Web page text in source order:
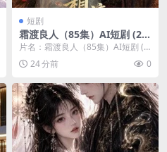
短剧
霜渡良人（85集）AI短剧 (20
26)
片名：霜渡良人（85集）AI短剧 (2
026) 分类：短剧 年份：2026 详
情...24 分前 0